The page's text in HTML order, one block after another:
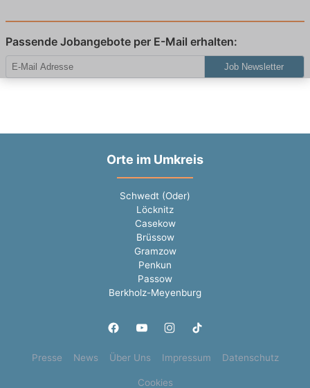
Passende Jobangebote per E-Mail erhalten:
Job Newsletter
Orte im Umkreis
Schwedt (Oder)
Löcknitz
Casekow
Brüssow
Gramzow
Penkun
Passow
Berkholz-Meyenburg
Presse News Über Uns Impressum Datenschutz
Cookies